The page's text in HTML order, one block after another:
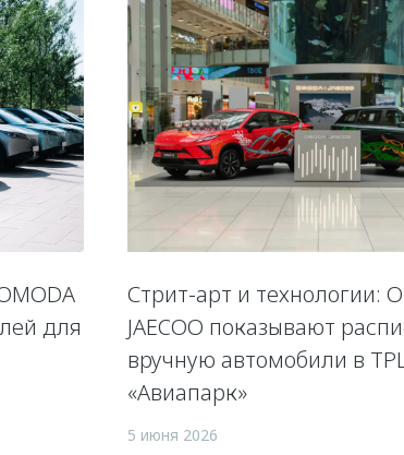
для
Стрит-арт и технологии:
JAECOO показывают
вручную автомобили в
«Авиапарк»
5 июня 2026